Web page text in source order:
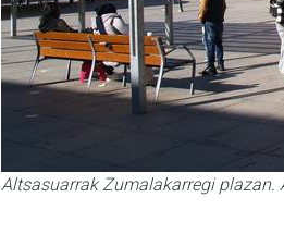
Altsasuarrak Zumalakarregi plazan.